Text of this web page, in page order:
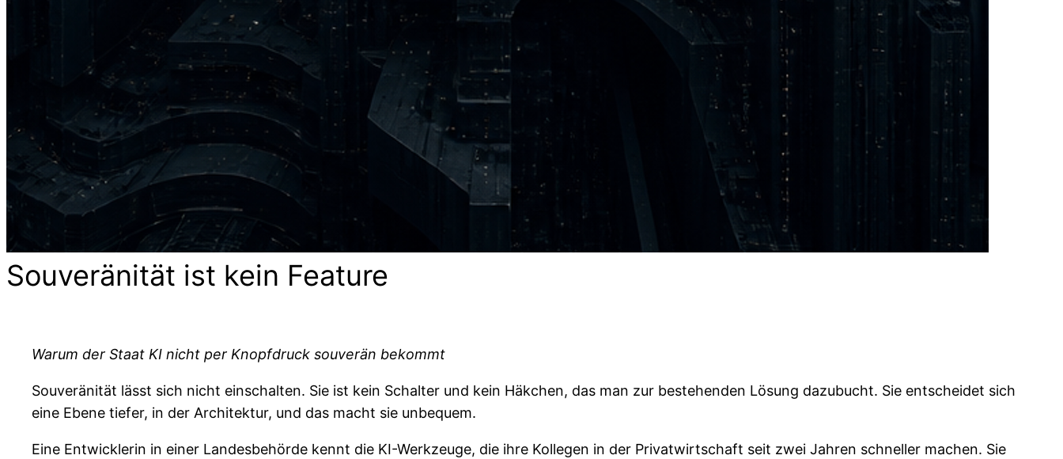
Souveränität ist kein Feature
Warum der Staat KI nicht per Knopfdruck souverän bekommt
Souveränität lässt sich nicht einschalten. Sie ist kein Schalter und kein Häkchen, das man zur bestehenden Lösung dazubucht. Sie entscheidet sich
eine Ebene tiefer, in der Architektur, und das macht sie unbequem.
Eine Entwicklerin in einer Landesbehörde kennt die KI-Werkzeuge, die ihre Kollegen in der Privatwirtschaft seit zwei Jahren schneller machen. Sie